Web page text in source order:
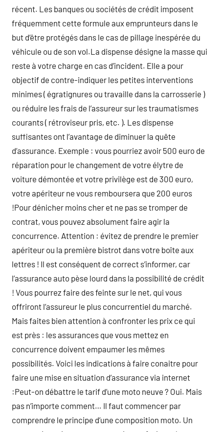
récent. Les banques ou sociétés de crédit imposent
fréquemment cette formule aux emprunteurs dans le
but d’être protégés dans le cas de pillage inespérée du
véhicule ou de son vol.La dispense désigne la masse qui
reste à votre charge en cas d’incident. Elle a pour
objectif de contre-indiquer les petites interventions
minimes ( égratignures ou travaille dans la carrosserie )
ou réduire les frais de l’assureur sur les traumatismes
courants ( rétroviseur pris, etc. ). Les dispense
suffisantes ont l’avantage de diminuer la quête
d’assurance. Exemple : vous pourriez avoir 500 euro de
réparation pour le changement de votre élytre de
voiture démontée et votre privilège est de 300 euro,
votre apériteur ne vous remboursera que 200 euros
!Pour dénicher moins cher et ne pas se tromper de
contrat, vous pouvez absolument faire agir la
concurrence. Attention : évitez de prendre le premier
apériteur ou la première bistrot dans votre boîte aux
lettres ! Il est conséquent de correct s’informer, car
l’assurance auto pèse lourd dans la possibilité de crédit
! Vous pourrez faire des feinte sur le net, qui vous
offriront l’assureur le plus concurrentiel du marché.
Mais faites bien attention à confronter les prix ce qui
est près : les assurances que vous mettez en
concurrence doivent empaumer les mêmes
possibilités. Voici les indications à faire conaitre pour
faire une mise en situation d’assurance via internet
:Peut-on débattre le tarif d’une moto neuve ? Oui. Mais
pas n’importe comment… Il faut commencer par
comprendre le principe d’une composition moto. Un